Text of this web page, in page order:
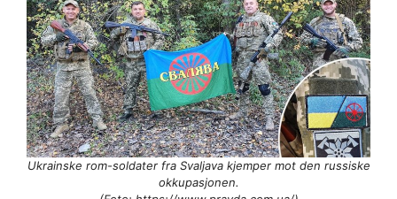
Ukrainske rom-soldater fra Svaljava kjemper mot den russiske
okkupasjonen.